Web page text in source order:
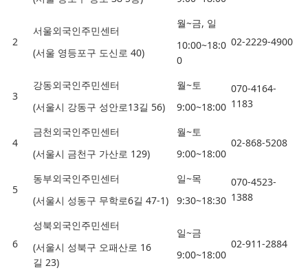
2
서울외국인주민센터
(서울 영등포구 도신로 40)
월~금, 일
10:00~18:0
0
02-2229-4900
3
강동외국인주민센터
(서울시 강동구 성안로13길 56)
월~토
9:00~18:00
070-4164-
1183
4
금천외국인주민센터
(서울시 금천구 가산로 129)
월~토
9:00~18:00
02-868-5208
5
동부외국인주민센터
(서울시 성동구 무학로6길 47-1)
일~목
9:30~18:30
070-4523-
1388
6
성북외국인주민센터
(서울시 성북구 오패산로 16
길 23)
일~금
9:00~18:00
02-911-2884